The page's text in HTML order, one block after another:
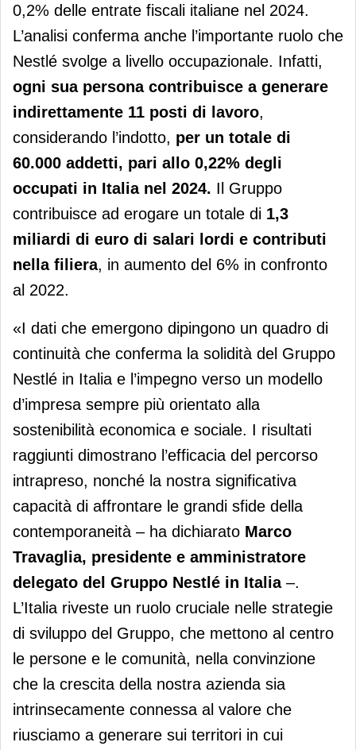
0,2% delle entrate fiscali italiane nel 2024.
L’analisi conferma anche l’importante ruolo che
Nestlé svolge a livello occupazionale. Infatti,
ogni sua persona contribuisce a generare
indirettamente 11 posti di lavoro,
considerando l’indotto, per un totale di
60.000 addetti, pari allo 0,22% degli
occupati in Italia nel 2024. Il Gruppo
contribuisce ad erogare un totale di 1,3
miliardi di euro di salari lordi e contributi
nella filiera, in aumento del 6% in confronto
al 2022.
«I dati che emergono dipingono un quadro di
continuità che conferma la solidità del Gruppo
Nestlé in Italia e l’impegno verso un modello
d’impresa sempre più orientato alla
sostenibilità economica e sociale. I risultati
raggiunti dimostrano l’efficacia del percorso
intrapreso, nonché la nostra significativa
capacità di affrontare le grandi sfide della
contemporaneità – ha dichiarato Marco
Travaglia, presidente e amministratore
delegato del Gruppo Nestlé in Italia–.
L’Italia riveste un ruolo cruciale nelle strategie
di sviluppo del Gruppo, che mettono al centro
le persone e le comunità, nella convinzione
che la crescita della nostra azienda sia
intrinsecamente connessa al valore che
riusciamo a generare sui territori in cui